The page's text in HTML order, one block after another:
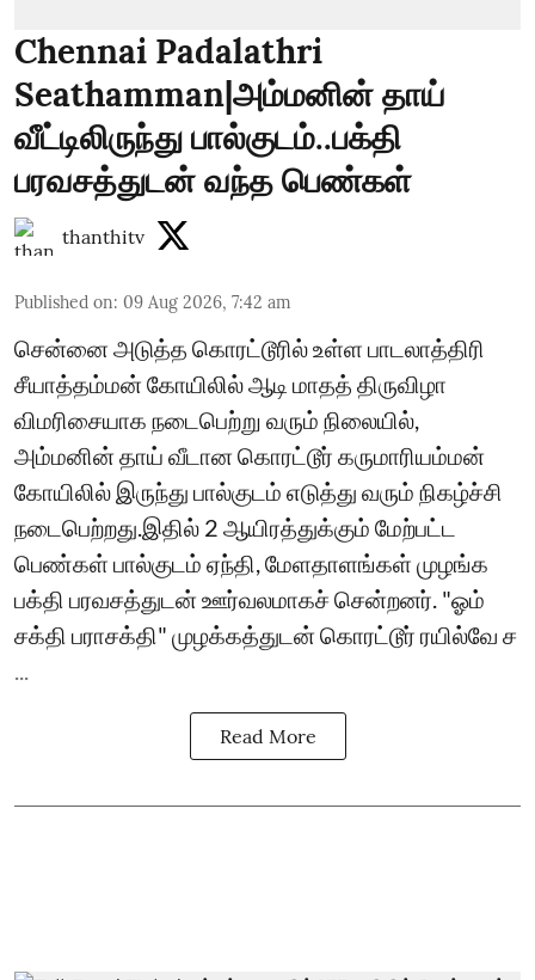
Chennai Padalathri
Seathamman|அம்மனின் தாய்
வீட்டிலிருந்து பால்குடம்..பக்தி
பரவசத்துடன் வந்த பெண்கள்
thanthitv
Published on: 09 Aug 2026, 7:42 am
சென்னை அடுத்த கொரட்டூரில் உள்ள பாடலாத்திரி
சீயாத்தம்மன் கோயிலில் ஆடி மாதத் திருவிழா
விமரிசையாக நடைபெற்று வரும் நிலையில்,
அம்மனின் தாய் வீடான கொரட்டூர் கருமாரியம்மன்
கோயிலில் இருந்து பால்குடம் எடுத்து வரும் நிகழ்ச்சி
நடைபெற்றது.இதில் 2 ஆயிரத்துக்கும் மேற்பட்ட
பெண்கள் பால்குடம் ஏந்தி, மேளதாளங்கள் முழங்க
பக்தி பரவசத்துடன் ஊர்வலமாகச் சென்றனர். "ஓம்
சக்தி பராசக்தி" முழக்கத்துடன் கொரட்டூர் ரயில்வே ச
...
Read More